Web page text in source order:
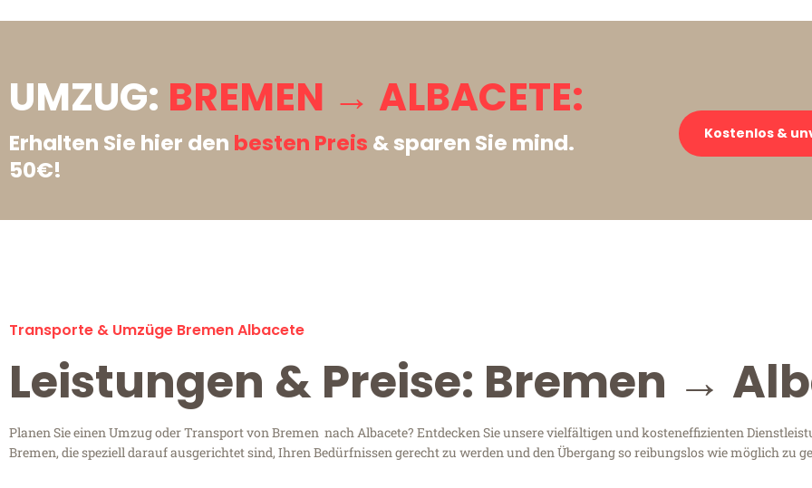
UMZUG: BREMEN → ALBACETE:
Erhalten Sie hier den besten Preis & sparen Sie mind.
50€!
Kostenlos &
Transporte & Umzüge Bremen Albacete
Leistungen & Preise: Bremen →
Planen Sie einen Umzug oder Transport von Bremen nach Albacete? Entdecken Sie unsere vielfältigen und kosteneffizienten
Bremen, die speziell darauf ausgerichtet sind, Ihren Bedürfnissen gerecht zu werden und den Übergang so reibungslos wie möglich zu